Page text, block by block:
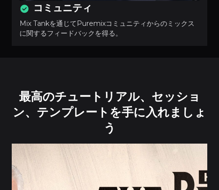
コミュニティ
Mix Tankを通じてPuremixコミュニティからのミックス
に関するフィードバックを得る。
最高のチュートリアル、セッショ
ン、テンプレートを手に入れましょ
う